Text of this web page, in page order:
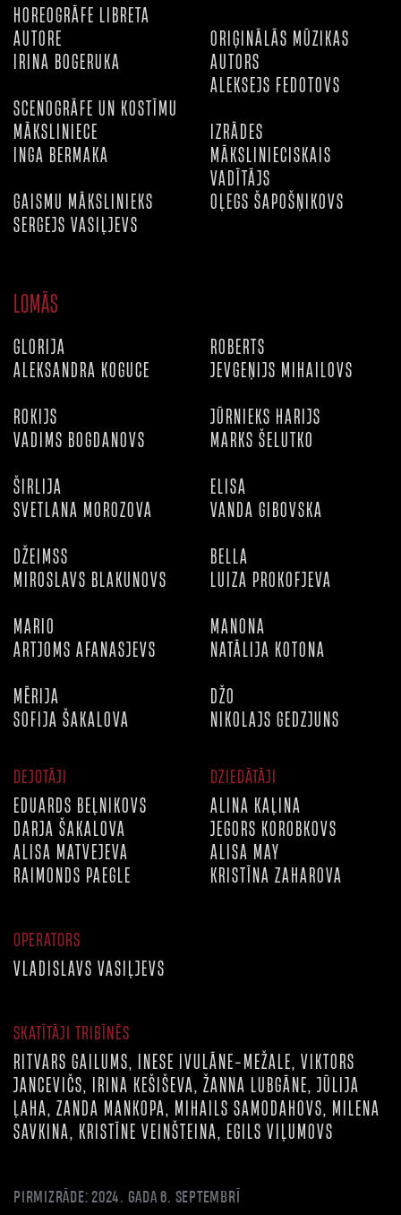
HOREOGRĀFE LIBRETA
AUTORE
IRINA BOGERUKA
SCENOGRĀFE UN KOSTĪMU
MĀKSLINIECE
INGA BERMAKA
GAISMU MĀKSLINIEKS
SERGEJS VASIĻJEVS
ORIĢINĀLĀS MŪZIKAS
AUTORS
ALEKSEJS FEDOTOVS
IZRĀDES
MĀKSLINIECISKAIS
VADĪTĀJS
OĻEGS ŠAPOŠŅIKOVS
LOMĀS
GLORIJA
ALEKSANDRA KOGUCE
ROKIJS
VADIMS BOGDANOVS
ŠIRLIJA
SVETLANA MOROZOVA
DŽEIMSS
MIROSLAVS BLAKUNOVS
MARIO
ARTJOMS AFANASJEVS
MĒRIJA
SOFIJA ŠAKALOVA
ROBERTS
JEVGEŅIJS MIHAILOVS
JŪRNIEKS HARIJS
MARKS ŠELUTKO
ELISA
VANDA GIBOVSKA
BELLA
LUIZA PROKOFJEVA
MANONA
NATĀLIJA KOTONA
DŽO
NIKOLAJS GEDZJUNS
DEJOTĀJI
EDUARDS BEĻNIKOVS
DARJA ŠAKALOVA
ALISA MATVEJEVA
RAIMONDS PAEGLE
DZIEDĀTĀJI
ALINA KAĻINA
JEGORS KOROBKOVS
ALISA MAY
KRISTĪNA ZAHAROVA
OPERATORS
VLADISLAVS VASIĻJEVS
SKATĪTĀJI TRIBĪNĒS
RITVARS GAILUMS, INESE IVULĀNE-MEŽALE, VIKTORS
JANCEVIČS, IRINA KEŠIŠEVA, ŽANNA LUBGĀNE, JŪLIJA
ĻAHA, ZANDA MANKOPA, MIHAILS SAMODAHOVS, MILENA
SAVKINA, KRISTĪNE VEINŠTEINA, EGILS VIĻUMOVS
PIRMIZRĀDE: 2024. GADA 6. SEPTEMBRĪ